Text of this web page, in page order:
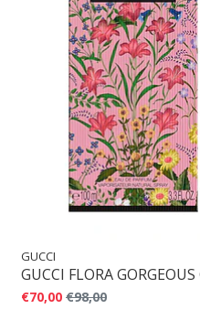
GUCCI
GUCCI FLORA
€70,00 €98,00